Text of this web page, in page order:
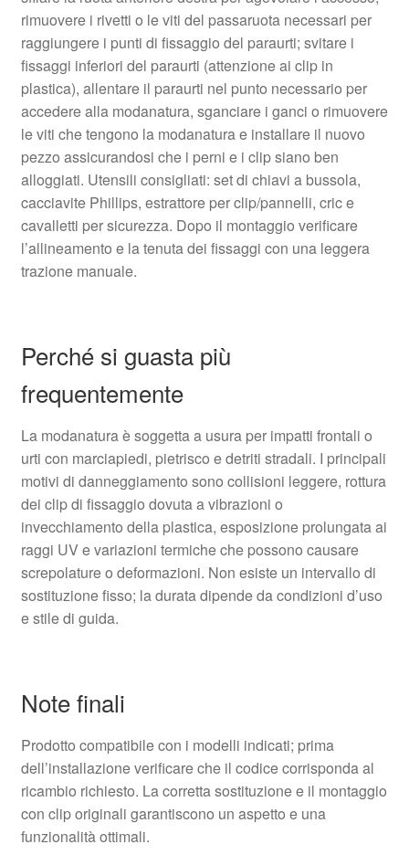
rimuovere i rivetti o le viti del passaruota necessari per
raggiungere i punti di fissaggio del paraurti; svitare i
fissaggi inferiori del paraurti (attenzione ai clip in
plastica), allentare il paraurti nel punto necessario per
accedere alla modanatura, sganciare i ganci o rimuovere
le viti che tengono la modanatura e installare il nuovo
pezzo assicurandosi che i perni e i clip siano ben
alloggiati. Utensili consigliati: set di chiavi a bussola,
cacciavite Phillips, estrattore per clip/pannelli, cric e
cavalletti per sicurezza. Dopo il montaggio verificare
l’allineamento e la tenuta dei fissaggi con una leggera
trazione manuale.
Perché si guasta più
frequentemente
La modanatura è soggetta a usura per impatti frontali o
urti con marciapiedi, pietrisco e detriti stradali. I principali
motivi di danneggiamento sono collisioni leggere, rottura
dei clip di fissaggio dovuta a vibrazioni o
invecchiamento della plastica, esposizione prolungata ai
raggi UV e variazioni termiche che possono causare
screpolature o deformazioni. Non esiste un intervallo di
sostituzione fisso; la durata dipende da condizioni d’uso
e stile di guida.
Note finali
Prodotto compatibile con i modelli indicati; prima
dell’installazione verificare che il codice corrisponda al
ricambio richiesto. La corretta sostituzione e il montaggio
con clip originali garantiscono un aspetto e una
funzionalità ottimali.